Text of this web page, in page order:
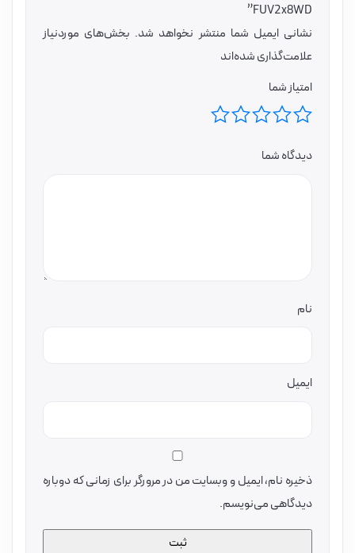
FUV2x8WD”
نشانی ایمیل شما منتشر نخواهد شد. بخش‌های موردنیاز
علامت‌گذاری شده‌اند
امتیاز شما
دیدگاه شما
نام
ایمیل
ذخیره نام، ایمیل و وبسایت من در مرورگر برای زمانی که دوباره
دیدگاهی می‌نویسم.